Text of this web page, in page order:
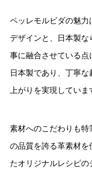
ペッレモルビダの魅力
デザインと、日本製
事に融合させている
日本製であり、丁寧
上がりを実現していま
素材へのこだわりも
の品質を誇る革素材
たオリジナルレシピ